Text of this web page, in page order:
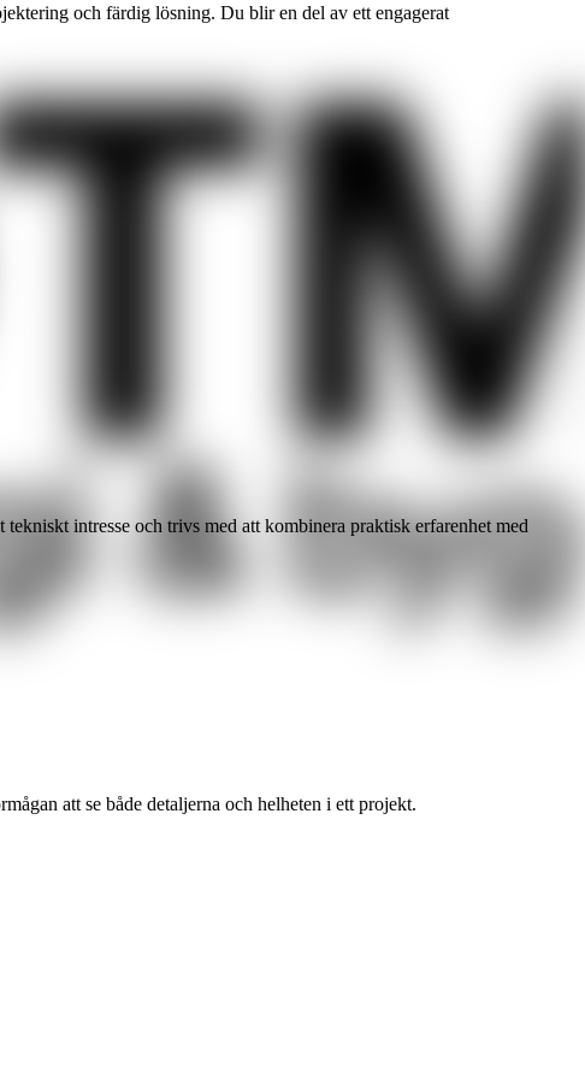
och färdig lösning. Du blir en del av ett engagerat
intresse och trivs med att kombinera praktisk erfarenhet med
att se både detaljerna och helheten i ett projekt.